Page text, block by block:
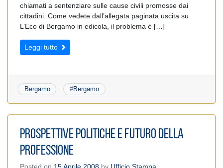
chiamati a sentenziare sulle cause civili promosse dai
cittadini. Come vedete dall’allegata paginata uscita su
L’Eco di Bergamo in edicola, il problema è […]
Leggi tutto
Bergamo #Bergamo
PROSPETTIVE POLITICHE E FUTURO DELLA
PROFESSIONE